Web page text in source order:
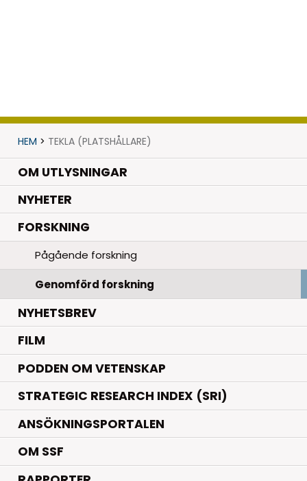
HEM > TEKLA (PLATSHÅLLARE)
OM UTLYSNINGAR
NYHETER.
FORSKNING.
Pågående forskning
Genomförd forskning
NYHETSBREV
FILM
PODDEN OM VETENSKAP
STRATEGIC RESEARCH INDEX (SRI)
ANSÖKNINGSPORTALEN
OM SSF